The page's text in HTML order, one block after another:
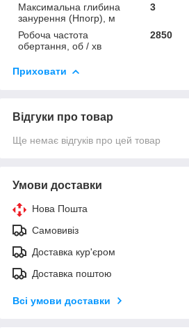
Максимальна глибина
занурення (Нпогр), м
3
Робоча частота
обертання, об / хв
2850
Приховати
Відгуки про товар
Ще немає відгуків про цей товар
Умови доставки
Нова Пошта
Самовивіз
Доставка кур'єром
Доставка поштою
Всі умови доставки